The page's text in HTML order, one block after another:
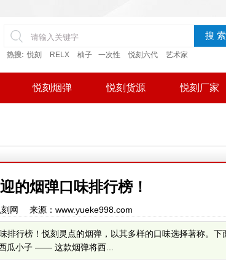
搜 索
热搜: 悦刻 RELX 柚子 一次性 悦刻六代 艺术家
悦刻烟弹 悦刻货源 悦刻厂家
的烟弹口味排行榜！
网 来源：www.yueke998.com
行榜！悦刻灵点的烟弹，以其多样的口味选择著称。下
瓜小子 —— 这款烟弹将西...